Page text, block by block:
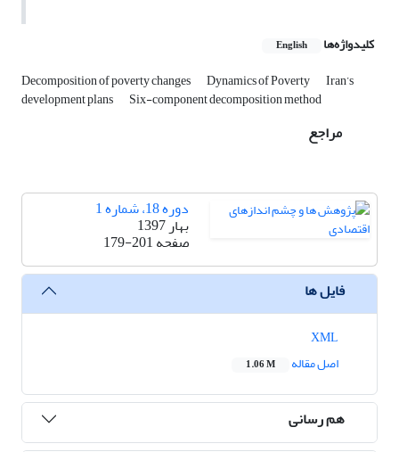
کلیدواژه‌ها English
Decomposition of poverty changes Dynamics of Poverty Iran’s
development plans Six-component decomposition method
مراجع
دوره 18، شماره 1
بهار 1397
صفحه179-201
فایل ها
اصل مقاله
1.06 M
هم رسانی